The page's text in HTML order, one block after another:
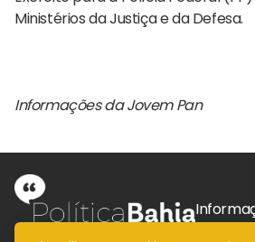
Ministérios da Justiça e da Defesa.
Informações da Jovem Pan